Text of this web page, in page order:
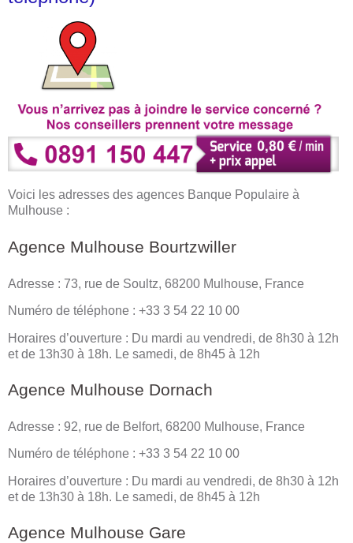
Voici les adresses des agences Banque Populaire à
Mulhouse :
Agence Mulhouse Bourtzwiller
Adresse : 73, rue de Soultz, 68200 Mulhouse, France
Numéro de téléphone : +33 3 54 22 10 00
Horaires d’ouverture : Du mardi au vendredi, de 8h30 à 12h
et de 13h30 à 18h. Le samedi, de 8h45 à 12h
Agence Mulhouse Dornach
Adresse : 92, rue de Belfort, 68200 Mulhouse, France
Numéro de téléphone : +33 3 54 22 10 00
Horaires d’ouverture : Du mardi au vendredi, de 8h30 à 12h
et de 13h30 à 18h. Le samedi, de 8h45 à 12h
Agence Mulhouse Gare